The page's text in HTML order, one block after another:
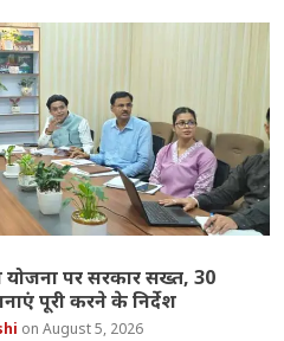
पर सरकार सख्त, 30
पूरी करने के निर्देश
August 5, 2026